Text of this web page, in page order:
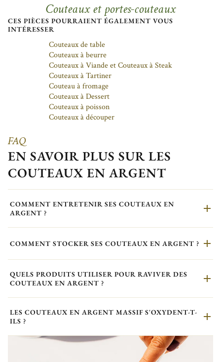
Couteaux et portes-couteaux
CES PIÈCES POURRAIENT ÉGALEMENT VOUS
INTÉRESSER
Couteaux de table
Couteaux à beurre
Couteaux à Viande et Couteaux à Steak
Couteaux à Tartiner
Couteau à fromage
Couteaux à Dessert
Couteaux à poisson
Couteaux à découper
FAQ
EN SAVOIR PLUS SUR LES
COUTEAUX EN ARGENT
COMMENT ENTRETENIR SES COUTEAUX EN
ARGENT ?
COMMENT STOCKER SES COUTEAUX EN ARGENT ?
QUELS PRODUITS UTILISER POUR RAVIVER DES
COUTEAUX EN ARGENT ?
LES COUTEAUX EN ARGENT MASSIF S'OXYDENT-T-
ILS ?